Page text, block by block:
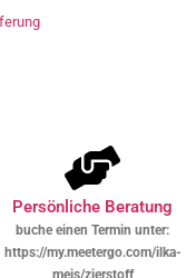
Persönliche Beratung
buche einen Termin unter:
https://my.meetergo.com/ilka-
meis/zierstoff